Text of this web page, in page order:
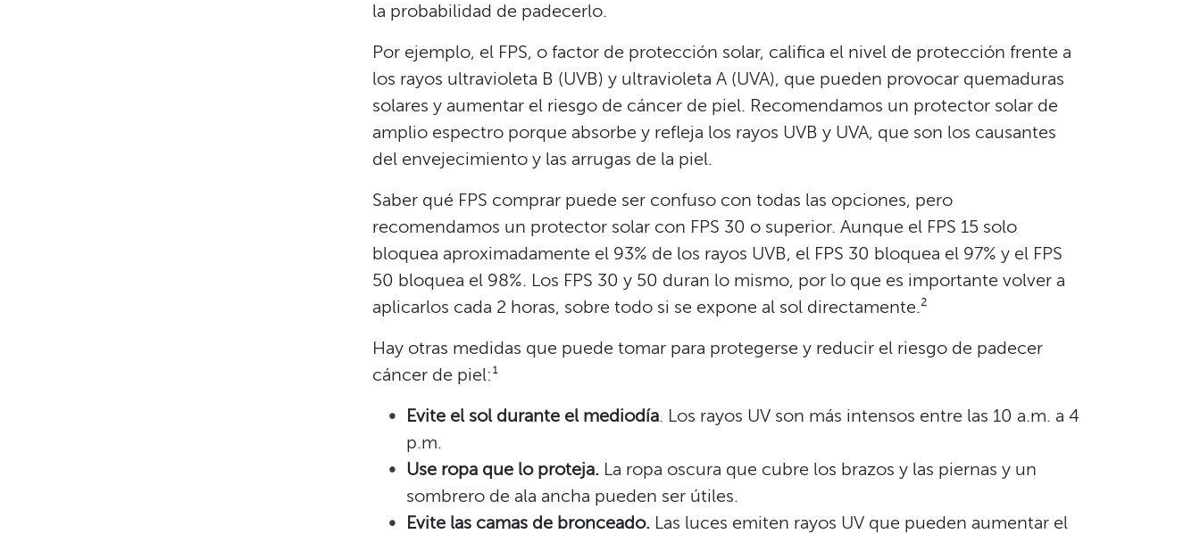
la probabilidad de padecerlo.​​
Por ejemplo, el FPS, o factor de protección solar, califica el nivel de protección frente a
los rayos ultravioleta B (UVB) y ultravioleta A (UVA), que pueden provocar quemaduras
solares y aumentar el riesgo de cáncer de piel. Recomendamos un protector solar de
amplio espectro porque absorbe y refleja los rayos UVB y UVA, que son los causantes
del envejecimiento y las arrugas de la piel.​​
Saber qué FPS comprar puede ser confuso con todas las opciones, pero
recomendamos un protector solar con FPS 30 o superior. Aunque el FPS 15 solo
bloquea aproximadamente el 93% de los rayos UVB, el FPS 30 bloquea el 97% y el FPS
50 bloquea el 98%. Los FPS 30 y 50 duran lo mismo, por lo que es importante volver a
aplicarlos cada 2 horas, sobre todo si se expone al sol directamente.²​​
Hay otras medidas que puede tomar para protegerse y reducir el riesgo de padecer
cáncer de piel:¹​​
Evite el sol durante el mediodía. Los rayos UV son más intensos entre las 10 a.m. a 4
p.m.​​
Use ropa que lo proteja. La ropa oscura que cubre los brazos y las piernas y un
sombrero de ala ancha pueden ser útiles.​​
Evite las camas de bronceado. Las luces emiten rayos UV que pueden aumentar el